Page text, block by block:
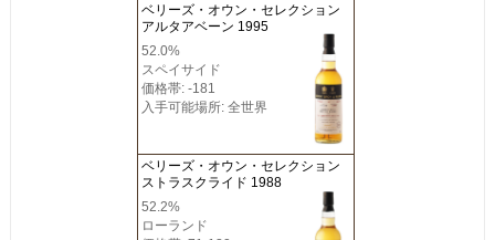
ベリーズ・オウン・セレクション
アルタアベーン 1995
52.0%
スペイサイド
価格帯: -181
入手可能場所: 全世界
ベリーズ・オウン・セレクション
ストラスクライド 1988
52.2%
ローランド